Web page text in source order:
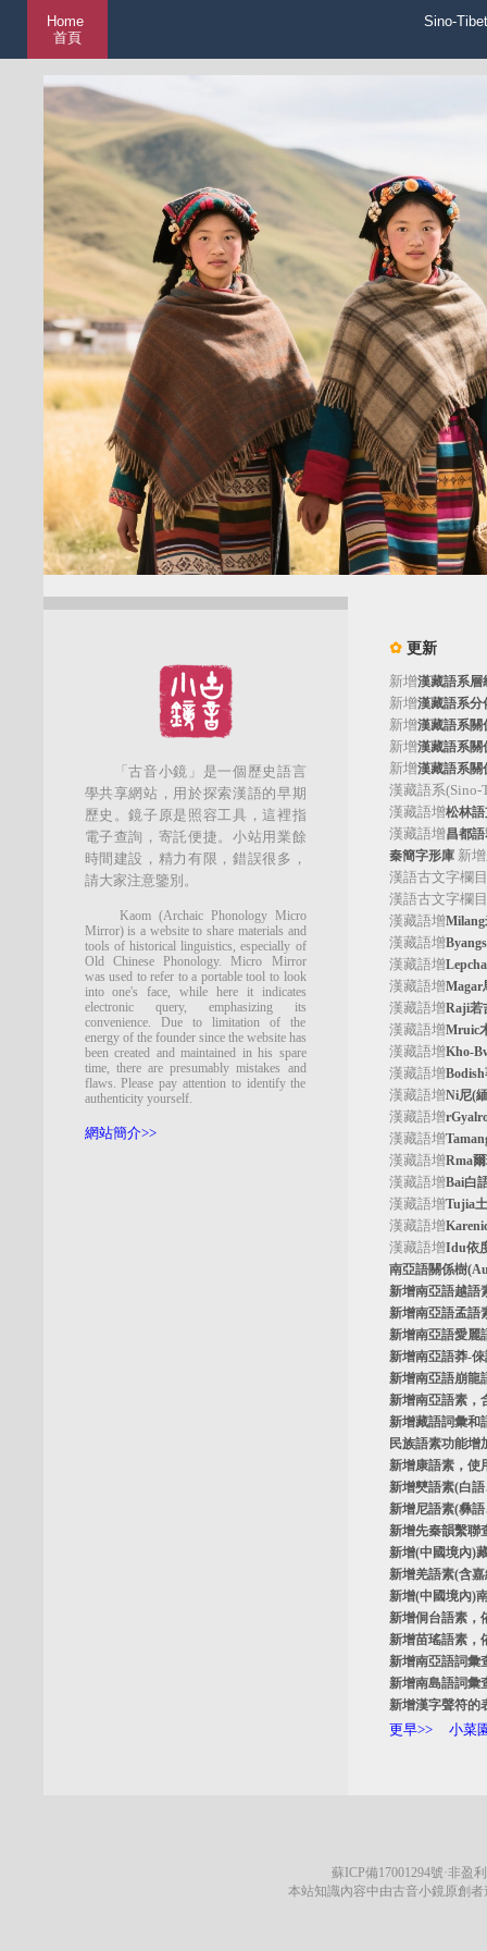
Home
首頁
Sino-
「古音小鏡」是一個歷史語言
學共享網站，用於探索漢語的早期
歷史。鏡子原是照容工具，這裡指
電子查詢，寄託便捷。小站用業餘
時間建設，精力有限，錯誤很多，
請大家注意鑒別。
Kaom (Archaic Phonology Micro
Mirror) is a website to share materials and
tools of historical linguistics, especially of
Old Chinese Phonology. Micro Mirror
was used to refer to a portable tool to look
into one's face, while here it indicates
electronic query, emphasizing its
convenience. Due to limitation of the
energy of the founder since the website has
been created and maintained in his spare
time, there are presumably mistakes and
flaws. Please pay attention to identify the
authenticity yourself.
網站簡介>>
✿ 更新
新增漢藏語系層
新增漢藏語系分
新增漢藏語系關
新增漢藏語系關
新增漢藏語系關
漢藏語系(Sino-
漢藏語增松林語
漢藏語增昌都語
秦簡字形庫新增
漢語古文字欄
漢語古文字欄
漢藏語增Milang
漢藏語增
漢藏語增
漢藏語增Magar
漢藏語增Raji若
漢藏語增Mruic
漢藏語增Kho-
漢藏語增
漢藏語增Ni尼(
漢藏語增
漢藏語增
漢藏語增Rma
漢藏語增Bai白
漢藏語增Tujia
漢藏語增
漢藏語增Idu依
南亞語關係樹
新增南亞語越語
新增南亞語孟語
新增南亞語愛麗
新增南亞語莽-倈
新增南亞語崩龍
新增南亞語素，
新增藏語詞彙和
民族語素功能
新增康語素，使
新增僰語素(白
新增尼語素(彝
新增先秦韻繫聯
新增(中國境內)
新增羌語素(含
新增(中國境內)
新增侗台語素，
新增苗瑤語素，
新增南亞語詞彙
新增南島語詞彙
新增漢字聲符的
更早>> 小菜
蘇ICP備17001294號·非盈
本站知識內容中由古音小鏡原創